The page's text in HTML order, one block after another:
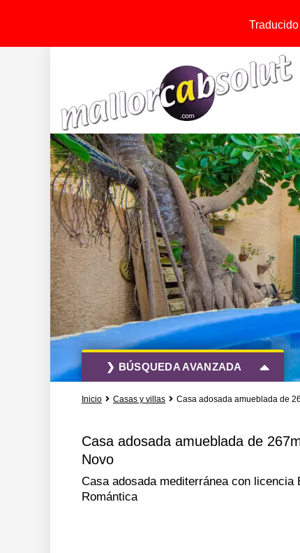
❯ BÚSQUEDA AVANZADA
Todas las acciones
Más opciones de búsqueda
Inicio Casas y villas Casa adosada amueblada de
Casa adosada amueblada de
Novo
Casa adosada mediterránea con
Romántica